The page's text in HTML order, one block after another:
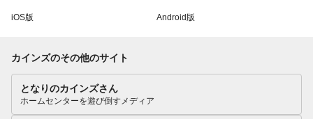
iOS版 Android版
カインズのその他のサイト
となりのカインズさん
ホームセンターを遊び倒すメディア